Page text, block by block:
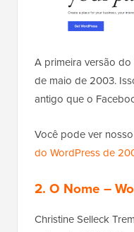
A primeira versão
de maio de 2003.
antigo que o
Você pode ver
do WordPress de
2. O Nome –
Christine Selleck